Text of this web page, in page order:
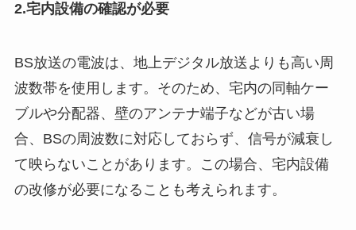
2.宅内設備の確認が必要
BS放送の電波は、地上デジタル放送よりも高い周
波数帯を使用します。そのため、宅内の同軸ケー
ブルや分配器、壁のアンテナ端子などが古い場
合、BSの周波数に対応しておらず、信号が減衰し
て映らないことがあります。この場合、宅内設備
の改修が必要になることも考えられます。